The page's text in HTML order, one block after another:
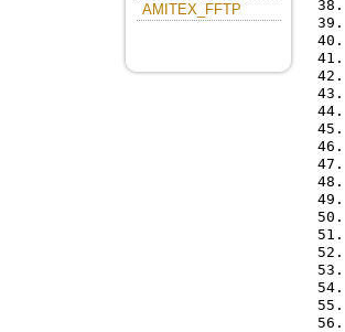
AMITEX_FFTP